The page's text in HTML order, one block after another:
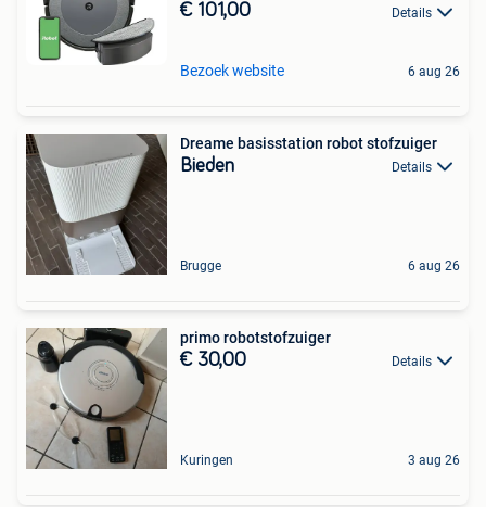
€ 101,00 Details
Bezoek website 6 aug 26
Dreame basisstation robot stofzuiger
Bieden Details
Brugge 6 aug 26
primo robotstofzuiger
€ 30,00 Details
Kuringen 3 aug 26